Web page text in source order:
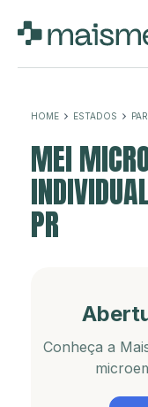
HOME ESTADOS
MEI
PR
Conheça a